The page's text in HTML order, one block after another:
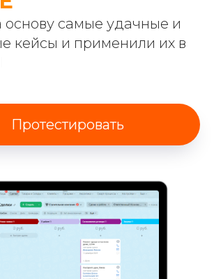
основу самые удачные и
кейсы и применили их в
Протестировать